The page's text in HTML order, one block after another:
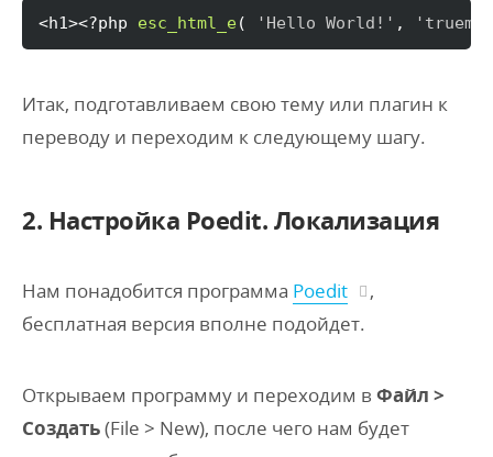
<h1><?php esc_html_e( 'Hello World!' ,
Итак, подготавливаем свою тему или плагин к
переводу и переходим к следующему шагу.
2. Настройка Poedit. Локализация
Нам понадобится программа Poedit
,
бесплатная версия вполне подойдет.
Открываем программу и переходим в Файл >
Создать(File > New), после чего нам будет